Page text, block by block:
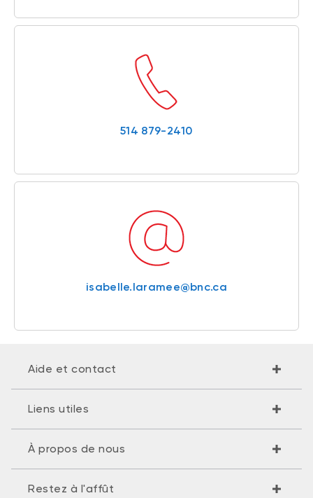
514 879-2410
isabelle.laramee@bnc.ca
Aide et contact
Liens utiles
À propos de nous
Restez à l'affût